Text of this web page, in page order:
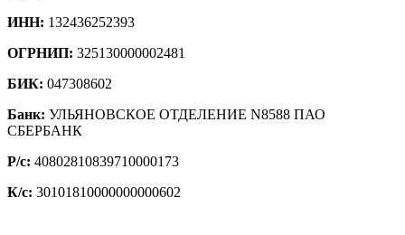
ИНН: 132436252393
ОГРНИП: 325130000002481
БИК: 047308602
Банк: УЛЬЯНОВСКОЕ ОТДЕЛЕНИЕ N8588 ПАО
СБЕРБАНК
Р/с: 40802810839710000173
К/с: 30101810000000000602